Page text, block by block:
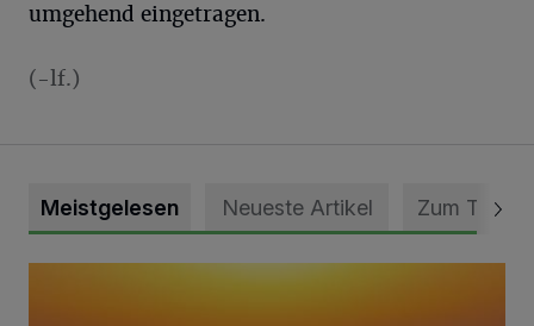
umgehend eingetragen.
(-lf.)
Meistgelesen Neueste Artikel Zum Thema
Die schönsten Sommermomente gesucht